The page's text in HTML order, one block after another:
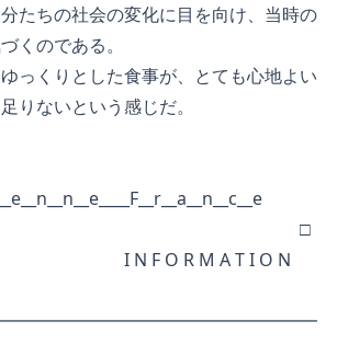
たちの社会の変化に目を向け、当時の
くのである。
っくりとした食事が、とても心地よい
りないという感じだ。
M A T I O N